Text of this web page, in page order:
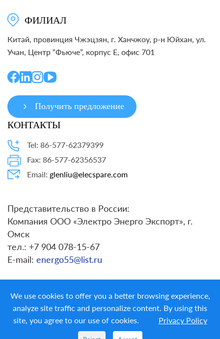
ФИЛИАЛ
Китай, провинция Чжэцзян, г. Ханчжоу, р-н Юйхан, ул.
Учан, Центр “Фьюче”, корпус E, офис 701
Получить предложение
КОНТАКТЫ
Tel: 86-577-62379399
Fax: 86-577-62356537
Email: glenliu@elecspare.com
Представительство в России:
Компания ООО «Электро Энерго Экспорт», г.
Омск
тел.: +7 904 078-15-67
E-mail: energo55@list.ru
Copyright ©LIYOND ELECTRIC CO. LTD.
All Rights
We use cookies to offer you a better browsing experience,
analyze site traffic and personalize content. By using this
site, you agree to our use of cookies. Privacy Policy